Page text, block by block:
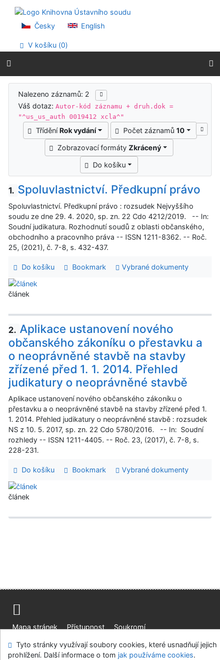
Přejít na menu
Prohlášení o webové přístupnosti
Česky English
V košíku (0)
Výsledky vyhledávání
Nalezeno záznamů: 2
Váš dotaz:Autor-kód záznamu + druh.dok =
"^us_us_auth 0019412 xcla^"
Třídění Rok vydání Počet záznamů 10
Zobrazovací formáty Zkrácený
Do košíku
1. Spoluvlastnictví. Předkupní právo
Spoluvlastnictví. Předkupní právo : rozsudek Nejvyššího
soudu ze dne 29. 4. 2020, sp. zn. 22 Cdo 4212/2019. -- In:
Soudní judikatura. Rozhodnutí soudů z oblasti občanského,
obchodního a pracovního práva -- ISSN 1211-8362. -- Roč.
25, (2021), č. 7-8, s. 432-437.
Do košíku Bookmark Vybrané dokumenty
článek
2. Aplikace ustanovení nového
občanského zákoníku o přestavku a
o neoprávněné stavbě na stavby
zřízené před 1. 1. 2014. Přehled
judikatury o neoprávněné stavbě
Aplikace ustanovení nového občanského zákoníku o
přestavku a o neoprávněné stavbě na stavby zřízené před 1.
1. 2014. Přehled judikatury o neoprávněné stavbě : rozsudek
NS z 10. 5. 2017, sp. zn. 22 Cdo 5780/2016. -- In: Soudní
rozhledy -- ISSN 1211-4405. -- Roč. 23, (2017), č. 7-8, s.
228-231.
Do košíku Bookmark Vybrané dokumenty
článek
Mapa stránek Přístupnost
Soukromí
Modul OpenSearch
Napište nám Nastavení cookies
Tyto stránky využívají soubory cookies, které usnadňují jejich
prohlížení. Další informace o tom jak používáme cookies.